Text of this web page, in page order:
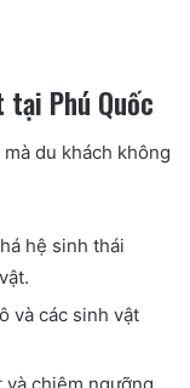
Phú Quốc
du khách không
hệ sinh thái
và các sinh vật
và chiêm ngưỡng